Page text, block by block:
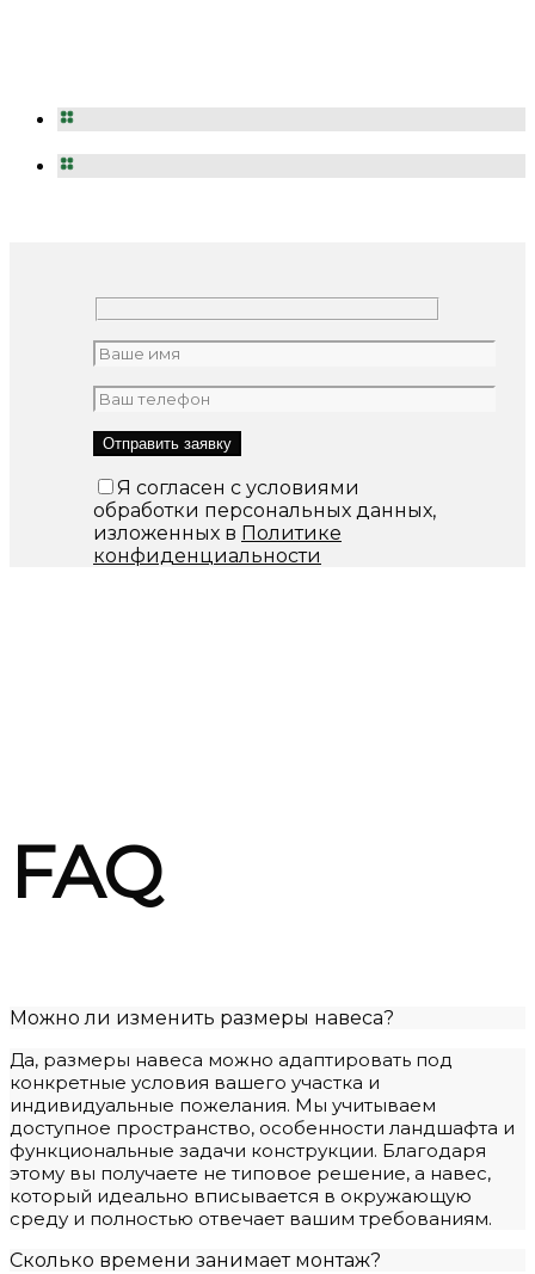
Я согласен с условиями
обработки персональных данных,
изложенных в Политике
конфиденциальности
FAQ
Можно ли изменить размеры навеса?
Да, размеры навеса можно адаптировать под
конкретные условия вашего участка и
индивидуальные пожелания. Мы учитываем
доступное пространство, особенности ландшафта и
функциональные задачи конструкции. Благодаря
этому вы получаете не типовое решение, а навес,
который идеально вписывается в окружающую
среду и полностью отвечает вашим требованиям.
Сколько времени занимает монтаж?